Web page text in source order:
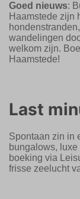
Goed nieuws:
Haamstede zijn
wandelingen
welkom zijn.
Haamstede!
Last
Spontaan zin in
bungalows,
boeking via
frisse zeelucht